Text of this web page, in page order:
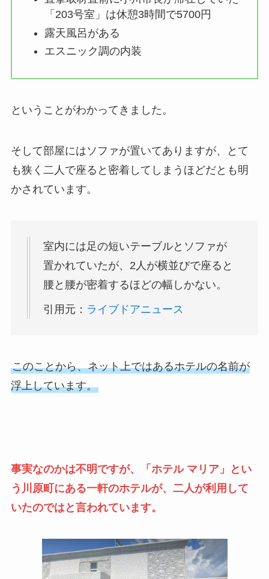
「203号室」は休憩3時間で5700円
露天風呂がある
エスニック調の内装
ということがわかってきました。
そして部屋にはソファが置いてありますが、とて
も狭く二人で座ると密着してしまうほどだとも明
かされています。
室内には足の短いテーブルとソファが
置かれていたが、2人が横並びで座ると
腰と腰が密着するほどの幅しかない。
引用元： ライブドアニュース
このことから、ネット上ではあるホテルの名前が
浮上しています。
事実なのかは不明ですが、「ホテル マリア」とい
う川原町にある一軒のホテルが、二人が利用して
いたのではと言われています。